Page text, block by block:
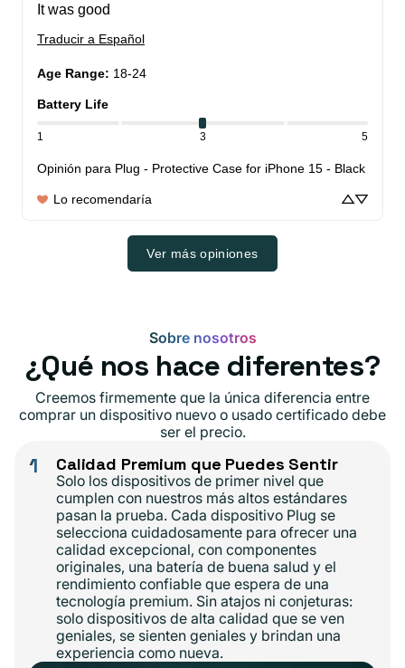
It was good
Traducir a Español
Age Range: 18-24
Battery Life
1 3 5
Opinión para Plug - Protective Case for iPhone 15 - Black
Lo recomendaría
Ver más opiniones
Sobre nosotros
¿Qué nos hace diferentes?
Creemos firmemente que la única diferencia entre
comprar un dispositivo nuevo o usado certificado debe
ser el precio.
1 Calidad Premium que Puedes Sentir
Solo los dispositivos de primer nivel que
cumplen con nuestros más altos estándares
pasan la prueba. Cada dispositivo Plug se
selecciona cuidadosamente para ofrecer una
calidad excepcional, con componentes
originales, una batería de buena salud y el
rendimiento confiable que espera de una
tecnología premium. Sin atajos ni conjeturas:
solo dispositivos de alta calidad que se ven
geniales, se sienten geniales y brindan una
experiencia como nueva.